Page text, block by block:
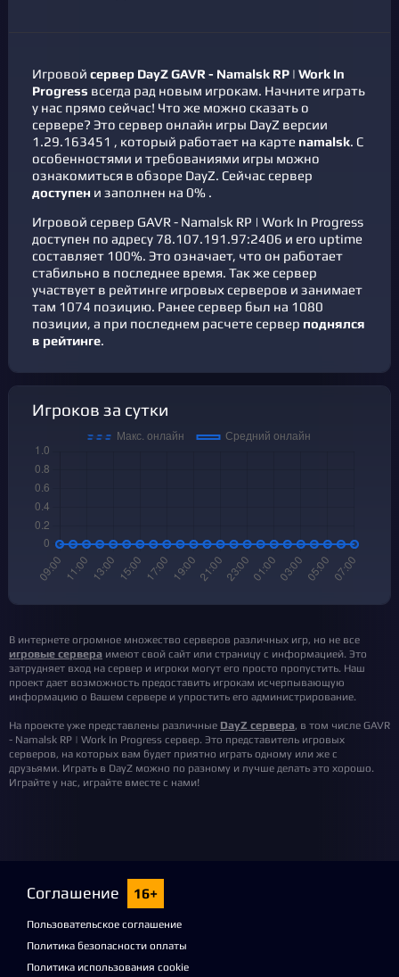
Игровой сервер DayZGAVR - Namalsk RP | Work In
Progress всегда рад новым игрокам. Начните играть
у нас прямо сейчас! Что же можно сказать о
сервере? Это сервер онлайн игры DayZ версии
1.29.163451 , который работает на карте namalsk. С
особенностями и требованиями игры можно
ознакомиться в обзоре DayZ. Cейчас сервер
доступен и заполнен на 0% .
Игровой сервер GAVR - Namalsk RP | Work In Progress
доступен по адресу 78.107.191.97:2406 и его uptime
составляет 100%. Это означает, что он работает
стабильно в последнее время. Так же сервер
участвует в рейтинге игровых серверов и занимает
там 1074 позицию. Ранее сервер был на 1080
позиции, а при последнем расчете сервер поднялся
в рейтинге.
Игроков за сутки
В интернете огромное множество серверов различных игр, но не все
игровые сервера имеют свой сайт или страницу с информацией. Это
затрудняет вход на сервер и игроки могут его просто пропустить. Наш
проект дает возможность предоставить игрокам исчерпывающую
информацию о Вашем сервере и упростить его администрирование.
На проекте уже представлены различные DayZ сервера, в том числе GAVR
- Namalsk RP | Work In Progress сервер. Это представитель игровых
серверов, на которых вам будет приятно играть одному или же с
друзьями. Играть в DayZ можно по разному и лучше делать это хорошо.
Играйте у нас, играйте вместе с нами!
Соглашение 16+
Пользовательское соглашение
Политика безопасности оплаты
Политика использования cookie